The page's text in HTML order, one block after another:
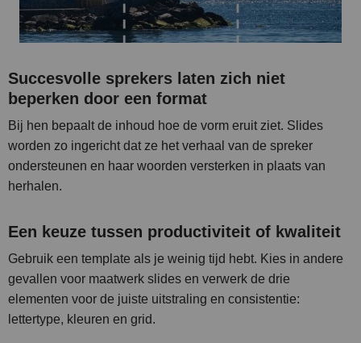
Succesvolle sprekers laten zich niet
beperken door een format
Bij hen bepaalt de inhoud hoe de vorm eruit ziet. Slides
worden zo ingericht dat ze het verhaal van de spreker
ondersteunen en haar woorden versterken in plaats van
herhalen.
Een keuze tussen productiviteit of kwaliteit
Gebruik een template als je weinig tijd hebt. Kies in andere
gevallen voor maatwerk slides en verwerk de drie
elementen voor de juiste uitstraling en consistentie:
lettertype, kleuren en grid.